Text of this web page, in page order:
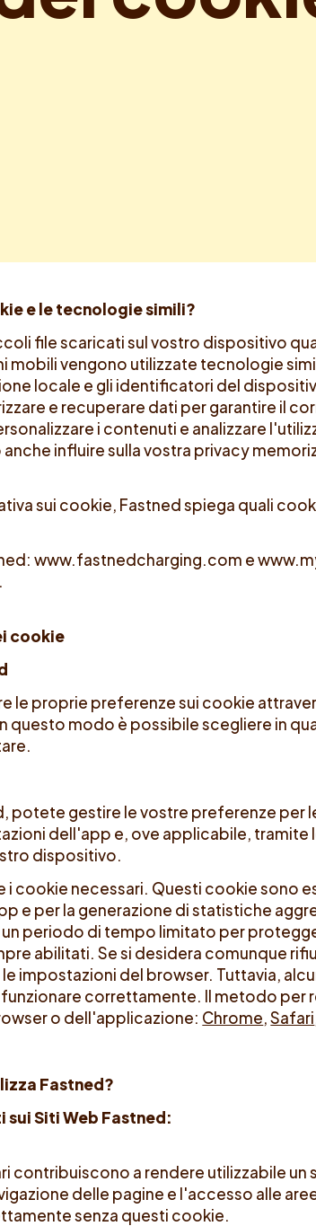
e le tecnologie simili?
file scaricati sul vostro dispositivo
mobili vengono utilizzate tecnologie
locale e gli identificatori del
e recuperare dati per garantire il
i contenuti e analizzare
influire sulla vostra privacy
sui cookie, Fastned spiega quali
www.fastnedcharging.com e
cookie
le proprie preferenze sui cookie
questo modo è possibile scegliere in
potete gestire le vostre preferenze per
dell'app e, ove applicabile, tramite
dispositivo.
i cookie necessari. Questi cookie sono
e per la generazione di statistiche
periodo di tempo limitato per
abilitati. Se si desidera comunque
impostazioni del browser. Tuttavia,
correttamente. Il metodo per
o dell'applicazione: Chrome,Safari
Fastned?
Siti Web Fastned:
contribuiscono a rendere utilizzabile
delle pagine e l'accesso alle
senza questi cookie.